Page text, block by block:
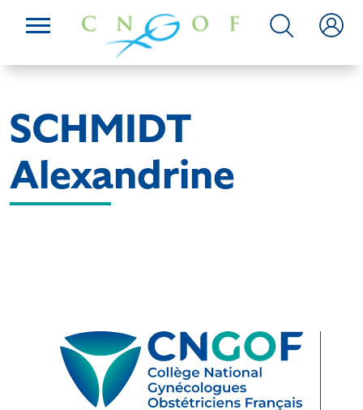
SCHMIDT
Alexandrine